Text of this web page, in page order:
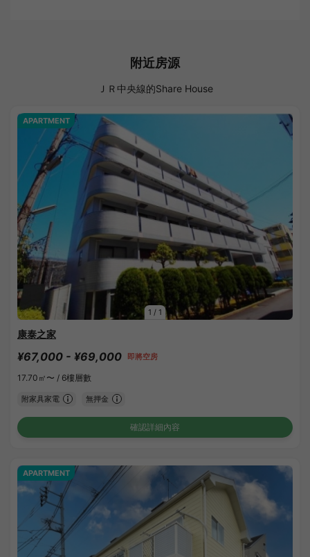
附近房源
ＪＲ中央線的Share House
1 / 1
APARTMENT
康泰之家
¥67,000 - ¥69,000 即將空房
17.70㎡〜 / 6樓層數
附家具家電 無押金
確認詳細內容
APARTMENT